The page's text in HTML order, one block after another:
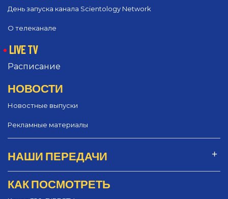
День запуска канала Scientology Network
О телеканале
LIVE TV
Расписание
НОВОСТИ
Новостные выпуски
Рекламные материалы
НАШИ ПЕРЕДАЧИ
КАК ПОСМОТРЕТЬ